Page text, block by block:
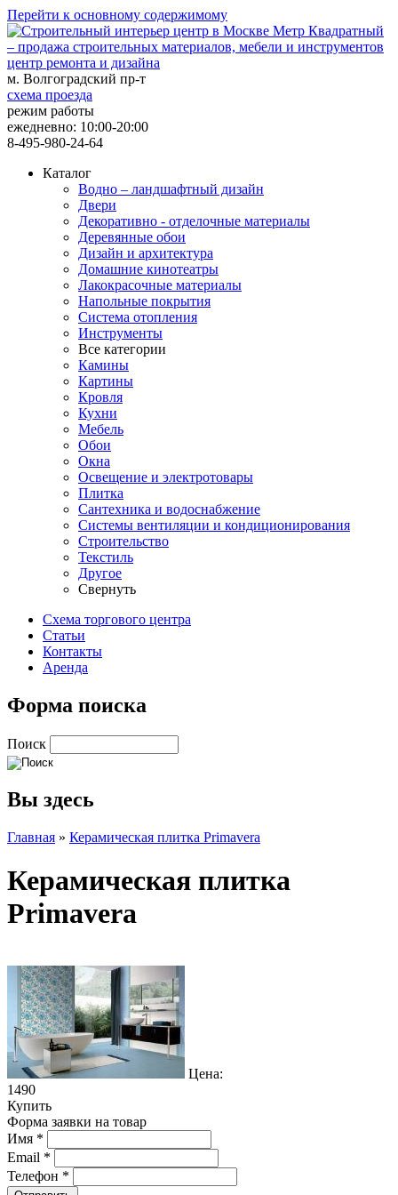
Перейти к основному содержимому
центр ремонта и дизайна
м. Волгоградский пр-т
схема проезда
режим работы
ежедневно: 10:00-20:00
8-495-980-24-64
Каталог
Водно – ландшафтный дизайн
Двери
Декоративно - отделочные материалы
Деревянные обои
Дизайн и архитектура
Домашние кинотеатры
Лакокрасочные материалы
Напольные покрытия
Система отопления
Инструменты
Все категории
Камины
Картины
Кровля
Кухни
Мебель
Обои
Окна
Освещение и электротовары
Плитка
Сантехника и водоснабжение
Системы вентиляции и кондиционирования
Строительство
Текстиль
Другое
Свернуть
Схема торгового центра
Статьи
Контакты
Аренда
Форма поиска
Поиск
Вы здесь
Главная » Керамическая плитка Primavera
Керамическая плитка
Primavera
Цена:
1490
Купить
Форма заявки на товар
Имя *
Email *
Телефон *